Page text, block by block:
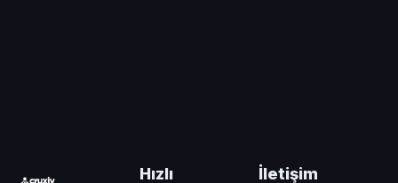
Hızlı
İletişim